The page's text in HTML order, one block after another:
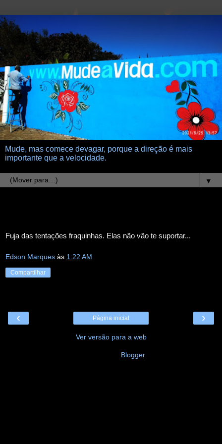
Mude, mas comece devagar, porque a direção é mais
importante que a velocidade.
▼
Fuja das tentações fraquinhas. Elas não vão te suportar...
Edson Marques às 1:22 AM
Compartilhar
‹ ›
Página inicial
Ver versão para a web
Blogger.